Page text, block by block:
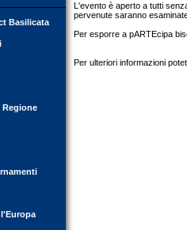
Basilicata
L'evento è aperto a tutti
pervenute saranno
Per esporre a pARTEcipa
Per ulteriori informazioni